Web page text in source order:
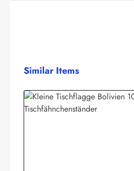
Produktgalerie überspringen
Similar Items